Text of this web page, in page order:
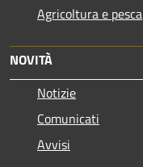
Agricoltura e pesca
NOVITÀ
Notizie
Comunicati
Avvisi